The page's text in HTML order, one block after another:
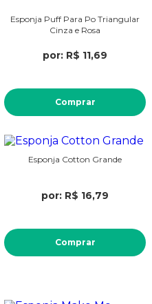
Esponja Puff Para Po Triangular
Cinza e Rosa
por: R$ 11,69
Comprar
Esponja Cotton Grande
por: R$ 16,79
Comprar